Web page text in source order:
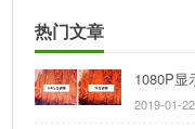
热门文章
1080P显
2019-01-22